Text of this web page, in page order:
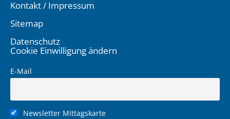
Kontakt / Impressum
Sitemap
Datenschutz
Cookie Einwilligung ändern
E-Mail
Newsletter Mittagskarte